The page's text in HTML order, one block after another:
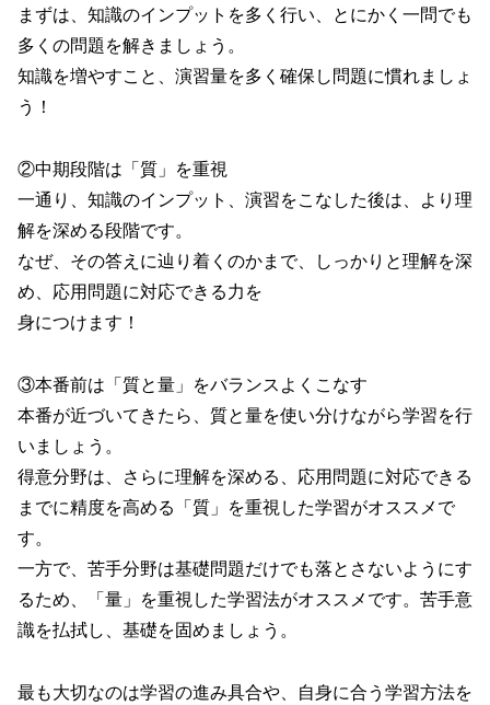
まずは、知識のインプットを多く行い、とにかく一問でも
多くの問題を解きましょう。
知識を増やすこと、演習量を多く確保し問題に慣れましょ
う！
②中期段階は「質」を重視
一通り、知識のインプット、演習をこなした後は、より理
解を深める段階です。
なぜ、その答えに辿り着くのかまで、しっかりと理解を深
め、応用問題に対応できる力を
身につけます！
③本番前は「質と量」をバランスよくこなす
本番が近づいてきたら、質と量を使い分けながら学習を行
いましょう。
得意分野は、さらに理解を深める、応用問題に対応できる
までに精度を高める「質」を重視した学習がオススメで
す。
一方で、苦手分野は基礎問題だけでも落とさないようにす
るため、「量」を重視した学習法がオススメです。苦手意
識を払拭し、基礎を固めましょう。
最も大切なのは学習の進み具合や、自身に合う学習方法を